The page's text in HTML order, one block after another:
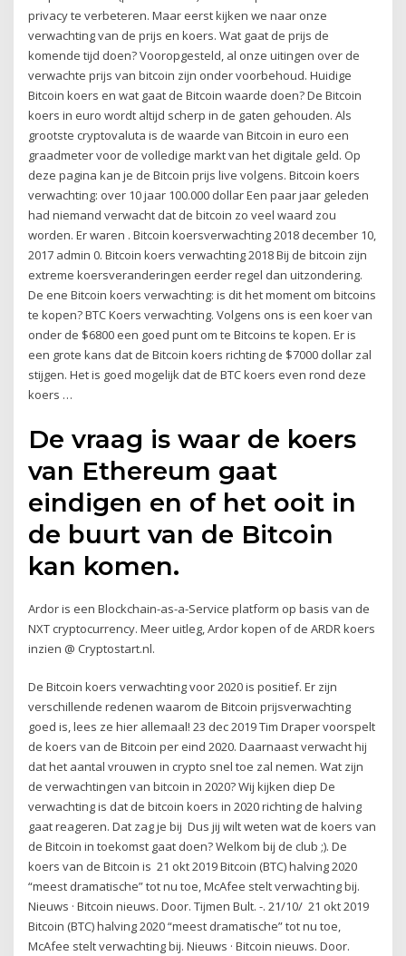
privacy te verbeteren. Maar eerst kijken we naar onze
verwachting van de prijs en koers. Wat gaat de prijs de
komende tijd doen? Vooropgesteld, al onze uitingen over de
verwachte prijs van bitcoin zijn onder voorbehoud. Huidige
Bitcoin koers en wat gaat de Bitcoin waarde doen? De Bitcoin
koers in euro wordt altijd scherp in de gaten gehouden. Als
grootste cryptovaluta is de waarde van Bitcoin in euro een
graadmeter voor de volledige markt van het digitale geld. Op
deze pagina kan je de Bitcoin prijs live volgens. Bitcoin koers
verwachting: over 10 jaar 100.000 dollar Een paar jaar geleden
had niemand verwacht dat de bitcoin zo veel waard zou
worden. Er waren . Bitcoin koersverwachting 2018 december 10,
2017 admin 0. Bitcoin koers verwachting 2018 Bij de bitcoin zijn
extreme koersveranderingen eerder regel dan uitzondering.
De ene Bitcoin koers verwachting: is dit het moment om bitcoins
te kopen? BTC Koers verwachting. Volgens ons is een koer van
onder de $6800 een goed punt om te Bitcoins te kopen. Er is
een grote kans dat de Bitcoin koers richting de $7000 dollar zal
stijgen. Het is goed mogelijk dat de BTC koers even rond deze
koers …
De vraag is waar de koers
van Ethereum gaat
eindigen en of het ooit in
de buurt van de Bitcoin
kan komen.
Ardor is een Blockchain-as-a-Service platform op basis van de
NXT cryptocurrency. Meer uitleg, Ardor kopen of de ARDR koers
inzien @ Cryptostart.nl.
De Bitcoin koers verwachting voor 2020 is positief. Er zijn
verschillende redenen waarom de Bitcoin prijsverwachting
goed is, lees ze hier allemaal! 23 dec 2019 Tim Draper voorspelt
de koers van de Bitcoin per eind 2020. Daarnaast verwacht hij
dat het aantal vrouwen in crypto snel toe zal nemen. Wat zijn
de verwachtingen van bitcoin in 2020? Wij kijken diep De
verwachting is dat de bitcoin koers in 2020 richting de halving
gaat reageren. Dat zag je bij Dus jij wilt weten wat de koers van
de Bitcoin in toekomst gaat doen? Welkom bij de club ;). De
koers van de Bitcoin is 21 okt 2019 Bitcoin (BTC) halving 2020
“meest dramatische” tot nu toe, McAfee stelt verwachting bij.
Nieuws · Bitcoin nieuws. Door. Tijmen Bult. -. 21/10/ 21 okt 2019
Bitcoin (BTC) halving 2020 “meest dramatische” tot nu toe,
McAfee stelt verwachting bij. Nieuws · Bitcoin nieuws. Door.